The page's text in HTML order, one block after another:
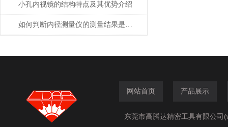
小孔内视镜的结构特点及其优势介绍
如何判断内径测量仪的测量结果是否准确
网站首页 产品展示
东莞市高腾达精密工具有限公司